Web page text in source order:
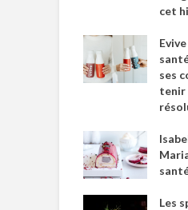
cet
ses
tenir
Les